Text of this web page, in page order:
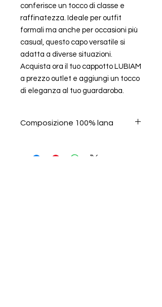
conferisce un tocco di classe e
raffinatezza. Ideale per outfit
formali ma anche per occasioni più
casual, questo capo versatile si
adatta a diverse situazioni.
Acquista ora il tuo cappotto LUBIAM
a prezzo outlet e aggiungi un tocco
di eleganza al tuo guardaroba.
Composizione 100% lana